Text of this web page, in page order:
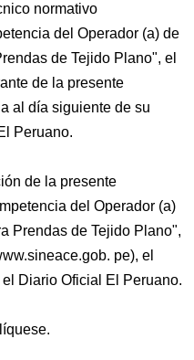
normativo
del Operador (a) de
de Tejido Plano", el
de la presente
al día siguiente de su
Peruano.
de la presente
del Operador (a)
Prendas de Tejido Plano",
pe), el
Diario Oficial El Peruano.